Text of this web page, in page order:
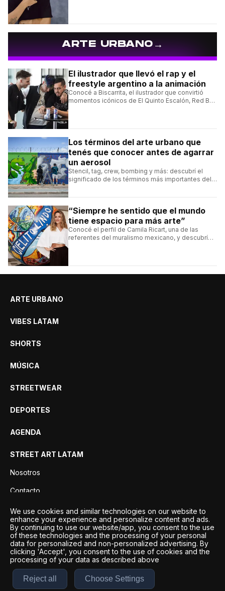
ARTE URBANO→
El ilustrador que llevó el rap y el
freestyle argentino a la animación
Conocé a Biscarrita, el ilustrador que convirtió
momentos icónicos de El Quinto Escalón, Red Bull
Los términos del arte urbano que
tenés que conocer antes de agarrar
un aerosol
Stencil, tag, crew, bombing y más: descubrí el
significado de los términos más importantes del
“Siempre he sentido que el mundo
tiene espacio para más arte”
Conocé el perfil de Camila Ricart, una de las
referentes del muralismo mexicano, y descubrí
ARTE URBANO
VIBES LATAM
SHORTS
MÚSICA
STREETWEAR
DEPORTES
AGENDA
STREET ART LATAM
Nosotros
Contacto
Privacidad
We use cookies and similar technologies on our website to
enhance your experience and personalize content and ads.
By continuing to use our website/app, you consent to the use
of these technologies and the processing of your personal
data for personalized and non-personalized advertising. By
clicking 'Accept', you consent to the use of cookies and the
processing of your data as described above
Reject all Choose Settings